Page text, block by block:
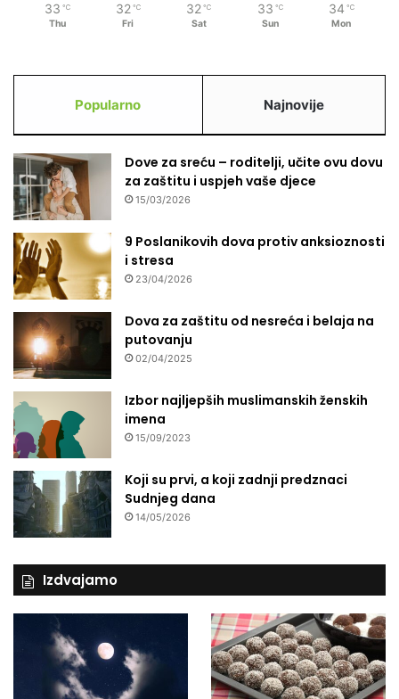
33 ℃
Thu
32 ℃
Fri
32 ℃
Sat
33 ℃
Sun
34 ℃
Mon
Popularno Najnovije
Dove za sreću – roditelji, učite ovu dovu
za zaštitu i uspjeh vaše djece
15/03/2026
9 Poslanikovih dova protiv anksioznosti
i stresa
23/04/2026
Dova za zaštitu od nesreća i belaja na
putovanju
02/04/2025
Izbor najljepših muslimanskih ženskih
imena
15/09/2023
Koji su prvi, a koji zadnji predznaci
Sudnjeg dana
14/05/2026
Izdvajamo